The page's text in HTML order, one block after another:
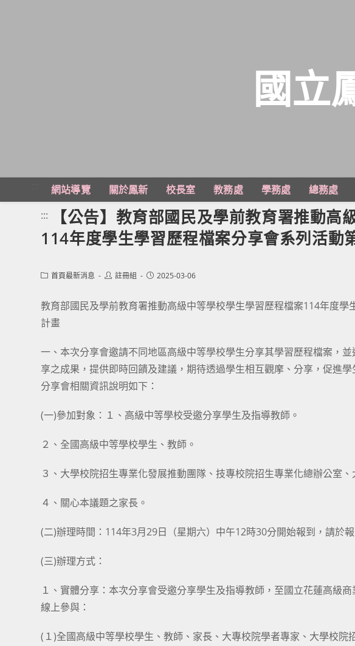
主
國立
網站導覽 關於鳳新 校長室 教務處 學務處 總務處
:::
【公告】教育部國民及學前教育署推動
114年度學生學習歷程檔案分享會系列活動
Post首頁最新消息
Post註冊組
Post2025-03-06
教育部國民及學前教育署推動高級中等學校學生學習歷程檔案114年度
計畫
一、本次分享會邀請不同地區高級中等學校學生分享其學習歷程檔案，
享之成果，提供即時回饋及建議，期待透過學生相互觀摩、分享，促進
分享會相關資訊說明如下：
(一)參加對象：１、高級中等學校受邀分享學生及指導教師。
２、全國高級中等學校學生、教師。
３、大學校院招生專業化發展推動團隊、技專校院招生專業化總辦公室、
４、關心本議題之家長。
(二)辦理時間：114年3月29日（星期六）中午12時30分開始報到，請於
(三)辦理方式：
１、實體分享：本次分享會受邀分享學生及指導教師，至國立花蓮高級
線上參與：
(１)全國高級中等學校學生、教師、家長、大專校院學者專家、大學校